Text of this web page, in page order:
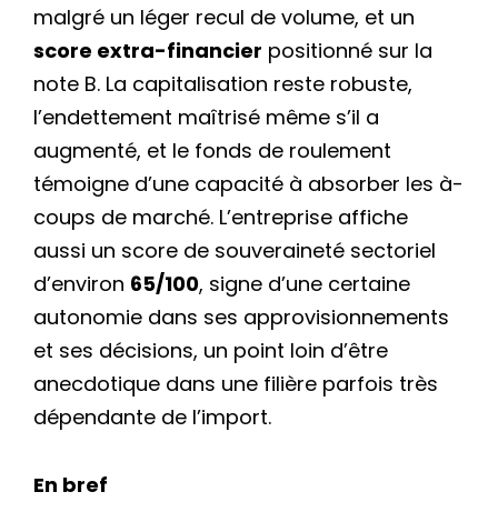
malgré un léger recul de volume, et un
score extra-financier positionné sur la
note B. La capitalisation reste robuste,
l’endettement maîtrisé même s’il a
augmenté, et le fonds de roulement
témoigne d’une capacité à absorber les à-
coups de marché. L’entreprise affiche
aussi un score de souveraineté sectoriel
d’environ 65/100, signe d’une certaine
autonomie dans ses approvisionnements
et ses décisions, un point loin d’être
anecdotique dans une filière parfois très
dépendante de l’import.
En bref